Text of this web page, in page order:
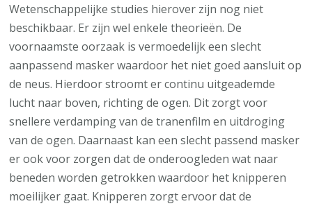
Wetenschappelijke studies hierover zijn nog niet
beschikbaar. Er zijn wel enkele theorieën. De
voornaamste oorzaak is vermoedelijk een slecht
aanpassend masker waardoor het niet goed aansluit op
de neus. Hierdoor stroomt er continu uitgeademde
lucht naar boven, richting de ogen. Dit zorgt voor
snellere verdamping van de tranenfilm en uitdroging
van de ogen. Daarnaast kan een slecht passend masker
er ook voor zorgen dat de onderoogleden wat naar
beneden worden getrokken waardoor het knipperen
moeilijker gaat. Knipperen zorgt ervoor dat de